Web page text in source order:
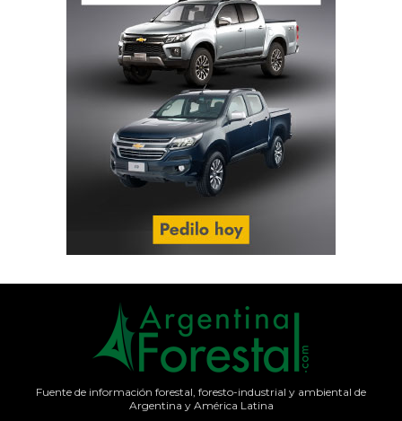
Fuente de información forestal, foresto-industrial y ambiental de
Argentina y América Latina